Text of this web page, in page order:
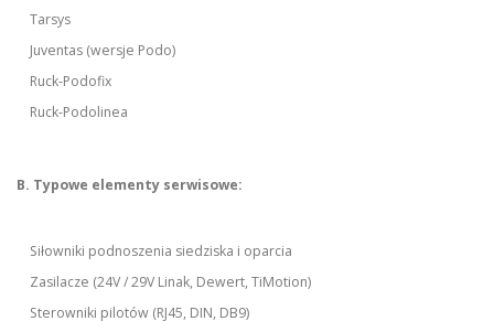
Tarsys
Juventas (wersje Podo)
Ruck-Podofix
Ruck-Podolinea
B. Typowe elementy serwisowe:
Siłowniki podnoszenia siedziska i oparcia
Zasilacze (24V / 29V Linak, Dewert, TiMotion)
Sterowniki pilotów (RJ45, DIN, DB9)